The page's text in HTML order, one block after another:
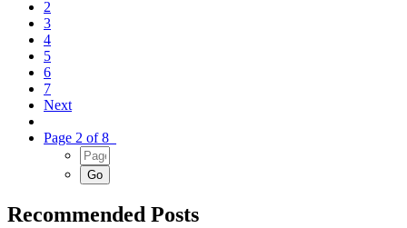
2
3
4
5
6
7
Next
Page 2 of 8
Recommended Posts